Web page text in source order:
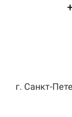
г. Санкт-